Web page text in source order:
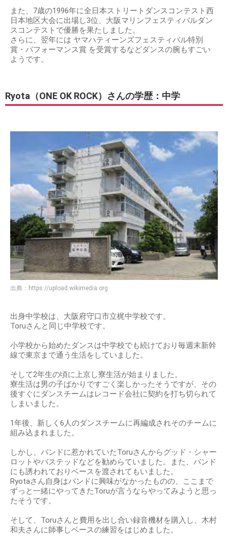
また、7歳の1996年に全日本ストリートダンスコンテスト西
日本地区大会に出場し3位、大阪マリンフェスティバルダン
スコンテストで優勝を果たしました。
さらに、翌年には ヤマハティーンズフェスティバル特別
賞・パフォーマンス賞 を受賞するなどダンスの腕もすごい
ようです。
Ryota（ONE OK ROCK）さんの学歴：中学
出典： https://upload.wikimedia.org
出身中学校は、大阪府守口市立梶中学校です。
Toruさんと同じ中学校です。
小学校から始めたダンスは中学校でも続けており毎週末新幹
線で東京まで通う生活をしていました。
そして2年生の頃に上京し寮生活が始まりました。
寮生活は男の子ばかりですごく楽しかったそうですが、その
後すぐにダンスチームはレコード会社に契約を打ち切られて
しまいました。
1年後、新しく6人のダンスチームに再編成されそのチームに
組み込まれました。
しかし、バンドに惹かれていたToruさんからグッド・シャー
ロットやバステッドなどを勧めらていました。また、バンド
にも誘われておりベースを渡されてもいました。
Ryotaさん自身はバンドに興味がなかったものの、ここまで
ずっと一緒にやってきたToruが言うならやってみようと思っ
たそうです。
そして、Toruさんと費用を出し合い録音機材を購入し、木村
和夫さんに師事しベースの練習をはじめました。